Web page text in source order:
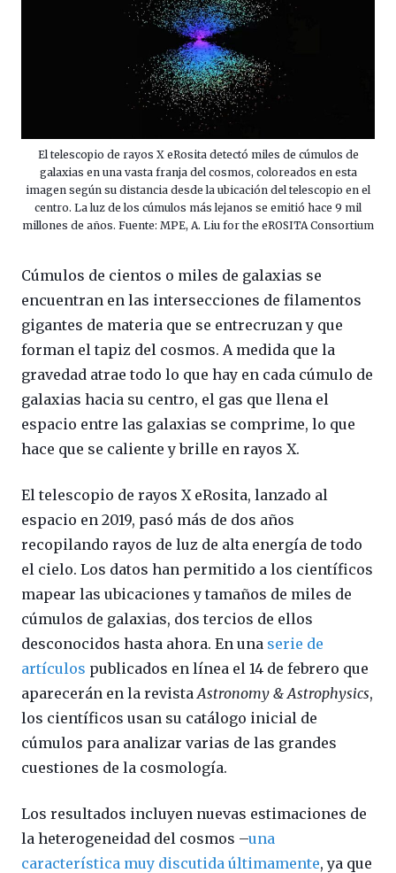
El telescopio de rayos X eRosita detectó miles de cúmulos de
galaxias en una vasta franja del cosmos, coloreados en esta
imagen según su distancia desde la ubicación del telescopio en el
centro. La luz de los cúmulos más lejanos se emitió hace 9 mil
millones de años. Fuente: MPE, A. Liu for the eROSITA Consortium
Cúmulos de cientos o miles de galaxias se
encuentran en las intersecciones de filamentos
gigantes de materia que se entrecruzan y que
forman el tapiz del cosmos. A medida que la
gravedad atrae todo lo que hay en cada cúmulo de
galaxias hacia su centro, el gas que llena el
espacio entre las galaxias se comprime, lo que
hace que se caliente y brille en rayos X.
El telescopio de rayos X eRosita, lanzado al
espacio en 2019, pasó más de dos años
recopilando rayos de luz de alta energía de todo
el cielo. Los datos han permitido a los científicos
mapear las ubicaciones y tamaños de miles de
cúmulos de galaxias, dos tercios de ellos
desconocidos hasta ahora. En una serie de
artículos publicados en línea el 14 de febrero que
aparecerán en la revista Astronomy & Astrophysics,
los científicos usan su catálogo inicial de
cúmulos para analizar varias de las grandes
cuestiones de la cosmología.
Los resultados incluyen nuevas estimaciones de
la heterogeneidad del cosmos –una
característica muy discutida últimamente, ya que